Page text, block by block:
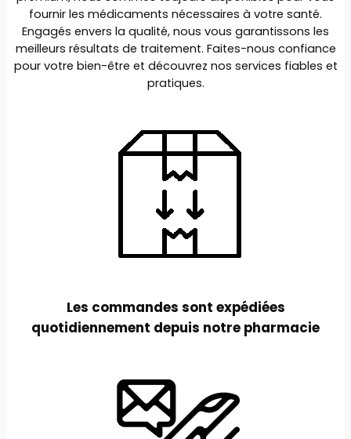
fournir les médicaments nécessaires à votre santé.
Engagés envers la qualité, nous vous garantissons les
meilleurs résultats de traitement. Faites-nous confiance
pour votre bien-être et découvrez nos services fiables et
pratiques.
Les commandes sont expédiées
quotidiennement depuis notre pharmacie